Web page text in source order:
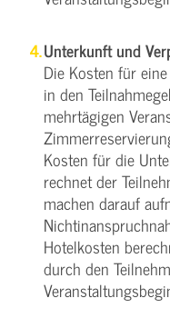
Unterkunft und
Die Kosten für
in den
mehrtägigen
Kosten für die
rechnet der
machen darauf
Hotelkosten
durch den